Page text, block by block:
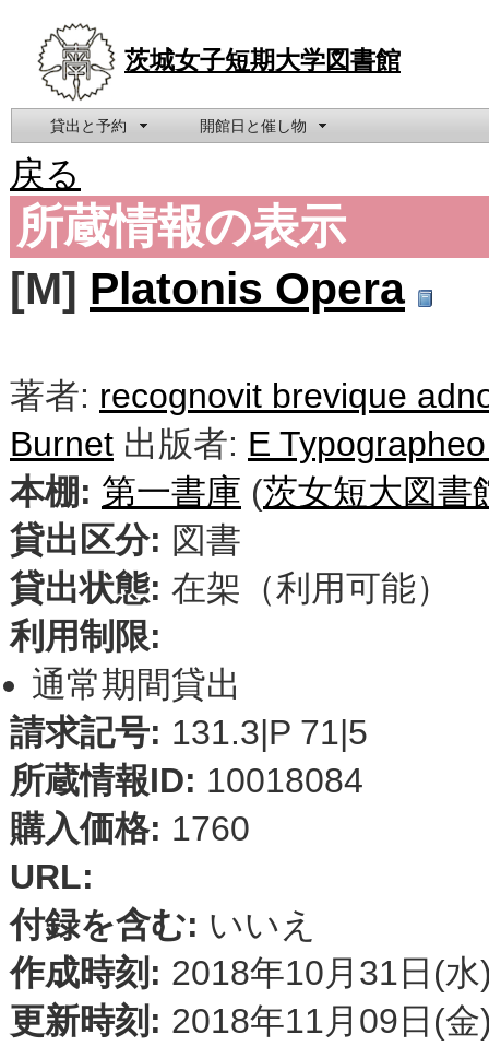
茨城女子短期大学図書館
貸出と予約 開館日と催し物
戻る
所蔵情報の表示
[M] Platonis Opera
著者: recognovit brevique
Burnet 出版者: E
本棚: 第一書庫 (茨女短大図書
貸出区分: 図書
貸出状態: 在架（利用可能）
利用制限:
通常期間貸出
請求記号: 131.3|P 71|5
所蔵情報ID: 10018084
購入価格: 1760
URL:
付録を含む: いいえ
作成時刻: 2018年10月31日(
更新時刻: 2018年11月09日(